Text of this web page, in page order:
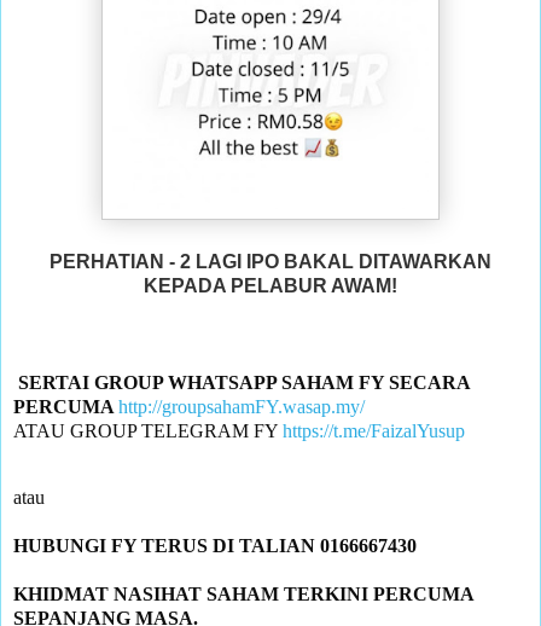
PERHATIAN - 2 LAGI IPO BAKAL DITAWARKAN
KEPADA PELABUR AWAM!
SERTAI GROUP WHATSAPP SAHAM FY SECARA
PERCUMA http://groupsahamFY.wasap.my/
ATAU GROUP TELEGRAM FY https://t.me/FaizalYusup
KHIDMAT NASIHAT SAHAM TERKINI PERCUMA